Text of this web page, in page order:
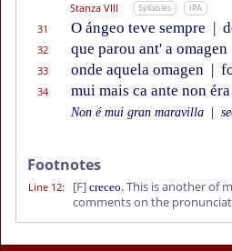
Stanza VIII Syllables IPA
31 O ángeo teve sempre |
32 que parou ant' a omagen
33 onde aquela omagen |
34 mui mais ca ante non éra
Non é mui gran maravilla
Footnotes
Line 12: [F] creceo. This is another of
comments on the